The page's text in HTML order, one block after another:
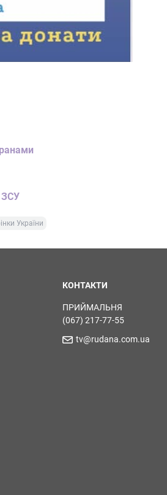
ЗСУ
України
КОНТАКТИ
ПРИЙМАЛЬНЯ
(067) 217-77-55
tv@rudana.com.ua